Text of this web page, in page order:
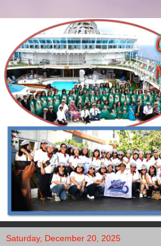
Saturday, December 20, 2025